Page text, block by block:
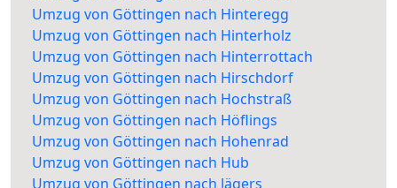
Umzug von Göttingen nach Hinteregg
Umzug von Göttingen nach Hinterholz
Umzug von Göttingen nach Hinterrottach
Umzug von Göttingen nach Hirschdorf
Umzug von Göttingen nach Hochstraß
Umzug von Göttingen nach Höflings
Umzug von Göttingen nach Hohenrad
Umzug von Göttingen nach Hub
Umzug von Göttingen nach Jägers